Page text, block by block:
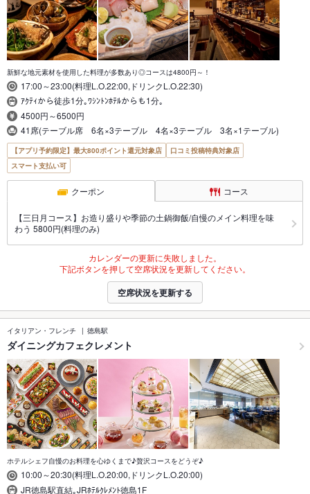
新鮮な地元素材を使用した料理が多数あり◎コースは4800円～！
17:00～23:00(料理L.O.22:00,ドリンクL.O.22:30)
ｱｸﾃｨから徒歩1分｡ﾜｼﾝﾄﾝﾎﾃﾙからも1分｡
4500円～6500円
41席(テーブル席 6名×3テーブル 4名×3テーブル 3名×1テーブル)
【アプリ予約限定】最大800ポイント還元対象店
口コミ投稿特典対象店
スマート支払い可
クーポン コース
【三日月コース】お造り盛りや季節の土鍋御飯/自慢のメイン料理を味
わう 5800円(料理のみ)
カレンダーの更新に失敗しました。
下記ボタンを押して空席状況を更新してください。
空席状況を更新する
イタリアン・フレンチ 徳島駅
ダイニングカフェクレメント
ホテルシェフ自慢のお料理を心ゆくまで♪贅沢コースをどうぞ♪
10:00～20:30(料理L.O.20:00,ドリンクL.O.20:00)
JR徳島駅直結｡JRﾎﾃﾙｸﾚﾒﾝﾄ徳島1F